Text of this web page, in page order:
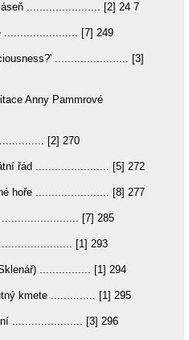
....................... [2] 24 7
....................... [7] 249
....................... [3]
Anny Pammrové
[2] 270
řád ....................... [5] 272
hoře ....................... [8] 277
........................ [7] 285
[1] 293
................ [1] 294
kmete .............. [1] 295
...................... [3] 296